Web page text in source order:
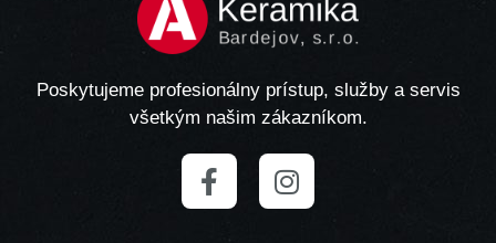
Poskytujeme profesionálny prístup, služby a servis
všetkým našim zákazníkom.